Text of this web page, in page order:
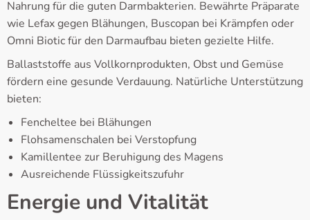
Nahrung für die guten Darmbakterien. Bewährte Präparate
wie Lefax gegen Blähungen, Buscopan bei Krämpfen oder
Omni Biotic für den Darmaufbau bieten gezielte Hilfe.
Ballaststoffe aus Vollkornprodukten, Obst und Gemüse
fördern eine gesunde Verdauung. Natürliche Unterstützung
bieten:
Fencheltee bei Blähungen
Flohsamenschalen bei Verstopfung
Kamillentee zur Beruhigung des Magens
Ausreichende Flüssigkeitszufuhr
Energie und Vitalität